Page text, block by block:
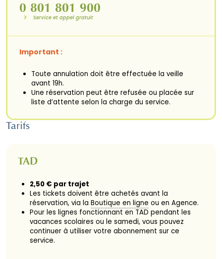
0 801 801 900
Service et appel gratuit
Important :
Toute annulation doit être effectuée la veille
avant 19h.
Une réservation peut être refusée ou placée sur
liste d’attente selon la charge du service.
Tarifs
TAD
2,50 € par trajet
Les tickets doivent être achetés avant la
réservation, via la Boutique en ligne ou en Agence.
Pour les lignes fonctionnant en TAD pendant les
vacances scolaires ou le samedi, vous pouvez
continuer à utiliser votre abonnement sur ce
service.